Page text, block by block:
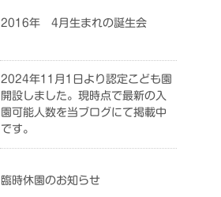
2016年 4月生まれの誕生会
2024年11月1日より認定こども園
開設しました。現時点で最新の入
園可能人数を当ブログにて掲載中
です。
臨時休園のお知らせ